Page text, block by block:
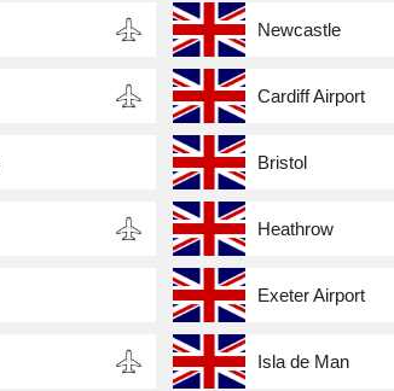
Newcastle
Cardiff Airport
Bristol
Heathrow
Exeter Airport
Isla de Man